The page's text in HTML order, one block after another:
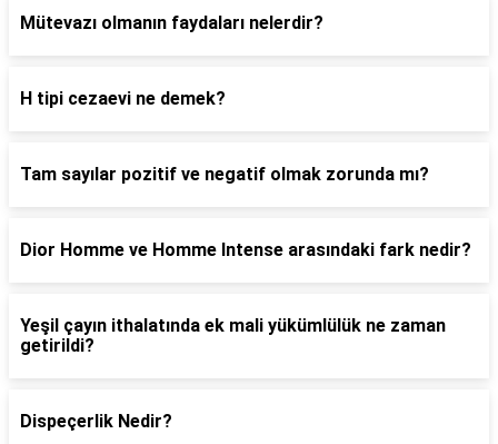
Mütevazı olmanın faydaları nelerdir?
H tipi cezaevi ne demek?
Tam sayılar pozitif ve negatif olmak zorunda mı?
Dior Homme ve Homme Intense arasındaki fark nedir?
Yeşil çayın ithalatında ek mali yükümlülük ne zaman
getirildi?
Dispeçerlik Nedir?